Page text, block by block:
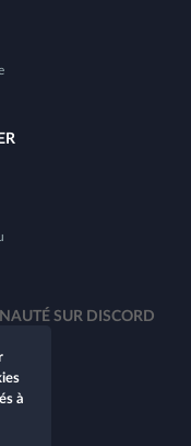
SUR DISCORD
à